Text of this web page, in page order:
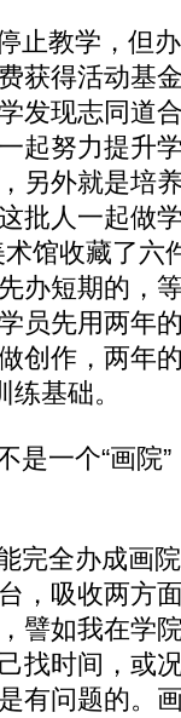
教学，但办
获得活动基
发现志同道
起努力提升
另外就是培
批人一起做
馆收藏了六
办短期的，
员先用两年
创作，两年
基础。
一个“画院”
全办成画院
，吸收两方
譬如我在学
找时间，或
有问题的。